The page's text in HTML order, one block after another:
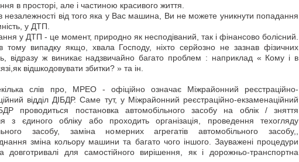
в просторі, але і частиною красивого життя.
від того яка у Вас машина, Ви не можете уникнути попадання
у ДТП.
у ДТП - це момент, природно як несподіваний, так і фінансово болісний.
в тому випадку якщо, хвала Господу, ніхто серйозно не зазнав фізичних
відразу ж виникає надзвичайно багато проблем : наприклад « Кому і в
відшкодовувати збитки? » та ін.
слів про, МРЕО - офіційно означає Міжрайонний реєстраційно-
відділ ДІБДР. Саме тут, у Міжрайонний реєстраційно-екзаменаційний
проводиться постановка автомобільного засобу на облік / зняття
з єдиного обліку або проходить організація, проведення техогляду
засобу, заміна номерних агрегатів автомобільного засобу,,
зміна кольору машини та багато чого іншого. Зауважені процедури
довготривалі для самостійного вирішення, як і дорожньо-транспортна